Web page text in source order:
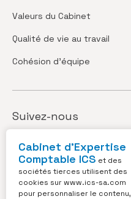
Valeurs du Cabinet
Qualité de vie au travail
Cohésion d’équipe
Suivez-nous
JOBS
VIDÉOS
Cabinet d’Expertise
Comptable ICS et des
sociétés tierces utilisent des
cookies surwww.ics-sa.com
pour personnaliser le contenu,